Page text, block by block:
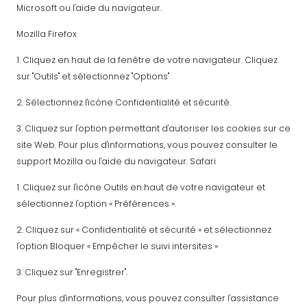
Microsoft ou l'aide du navigateur.
Mozilla Firefox
1. Cliquez en haut de la fenêtre de votre navigateur. Cliquez
sur "Outils" et sélectionnez "Options"
2. Sélectionnez l'icône Confidentialité et sécurité.
3. Cliquez sur l'option permettant d'autoriser les cookies sur ce
site Web. Pour plus d'informations, vous pouvez consulter le
support Mozilla ou l'aide du navigateur. Safari
1. Cliquez sur l'icône Outils en haut de votre navigateur et
sélectionnez l'option « Préférences ».
2. Cliquez sur « Confidentialité et sécurité » et sélectionnez
l'option Bloquer « Empêcher le suivi intersites »
3. Cliquez sur "Enregistrer".
Pour plus d'informations, vous pouvez consulter l'assistance